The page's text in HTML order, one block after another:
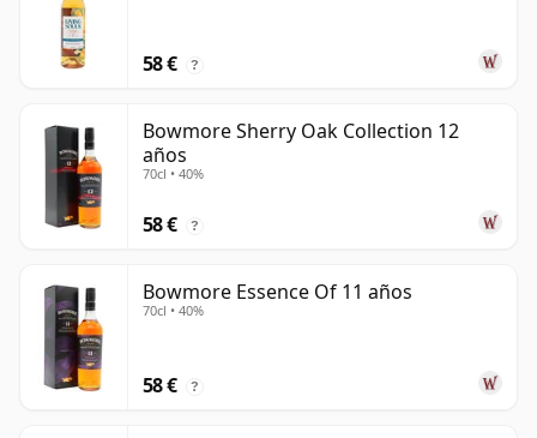
58 € ?
Bowmore Sherry Oak Collection 12
años
70cl • 40%
58 € ?
Bowmore Essence Of 11 años
70cl • 40%
58 € ?